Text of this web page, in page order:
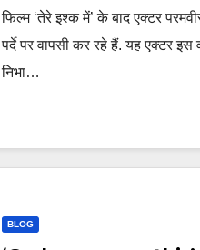
Sunny Deol Border
फिल्म ‘तेरे इश्क में’ के बाद एक्टर
पर्दे पर वापसी कर रहे हैं. यह एक्टर इस
निभा…
BLOG